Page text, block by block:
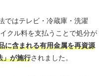
ではテレビ・冷蔵庫・洗濯
クル料を支払うことで処分が
に含まれる有用金属を再資源
」が施行されました。